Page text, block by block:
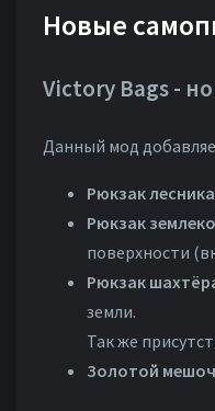
Новые
Victory Bags -
Данный мод
Рюкзак лесника
Рюкзак
поверхности
Рюкзак
земли.
Так же
Золотой